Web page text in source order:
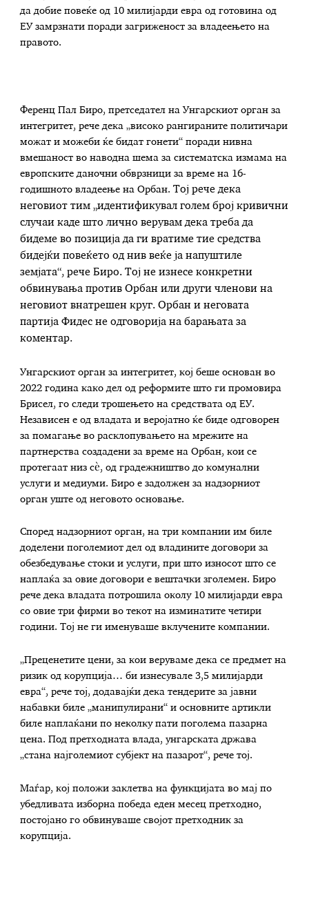
да добие повеќе од 10 милијарди евра од готовина од
ЕУ замрзнати поради загриженост за владеењето на
правото.
Ференц Пал Биро, претседател на Унгарскиот орган за
интегритет, рече дека „високо рангираните политичари
можат и можеби ќе бидат гонети“ поради нивна
вмешаност во наводна шема за систематска измама на
европските даночни обврзници за време на 16-
годишното владеење на Орбан.Тој рече дека
неговиот тим „идентификувал голем број кривични
случаи каде што лично верувам дека треба да
бидеме во позиција да ги вратиме тие средства
бидејќи повеќето од нив веќе ја напуштиле
земјата“, рече Биро. Тој не изнесе конкретни
обвинувања против Орбан или други членови на
неговиот внатрешен круг. Орбан и неговата
партија Фидес не одговорија на барањата за
коментар.
Унгарскиот орган за интегритет, кој беше основан во
2022 година како дел од реформите што ги промовира
Брисел, го следи трошењето на средствата од ЕУ.
Независен е од владата и веројатно ќе биде одговорен
за помагање во расклопувањето на мрежите на
партнерства создадени за време на Орбан, кои се
протегаат низ сè, од градежништво до комунални
услуги и медиуми. Биро е задолжен за надзорниот
орган уште од неговото основање.
Според надзорниот орган, на три компании им биле
доделени поголемиот дел од владините договори за
обезбедување стоки и услуги, при што износот што се
наплаќа за овие договори е вештачки зголемен. Биро
рече дека владата потрошила околу 10 милијарди евра
со овие три фирми во текот на изминатите четири
години. Тој не ги именуваше вклучените компании.
„Преценетите цени, за кои веруваме дека се предмет на
ризик од корупција… би изнесувале 3,5 милијарди
евра“, рече тој, додавајќи дека тендерите за јавни
набавки биле „манипулирани“ и основните артикли
биле наплаќани по неколку пати поголема пазарна
цена. Под претходната влада, унгарската држава
„стана најголемиот субјект на пазарот“, рече тој.
Маѓар, кој положи заклетва на функцијата во мај по
убедливата изборна победа еден месец претходно,
постојано го обвинуваше својот претходник за
корупција.